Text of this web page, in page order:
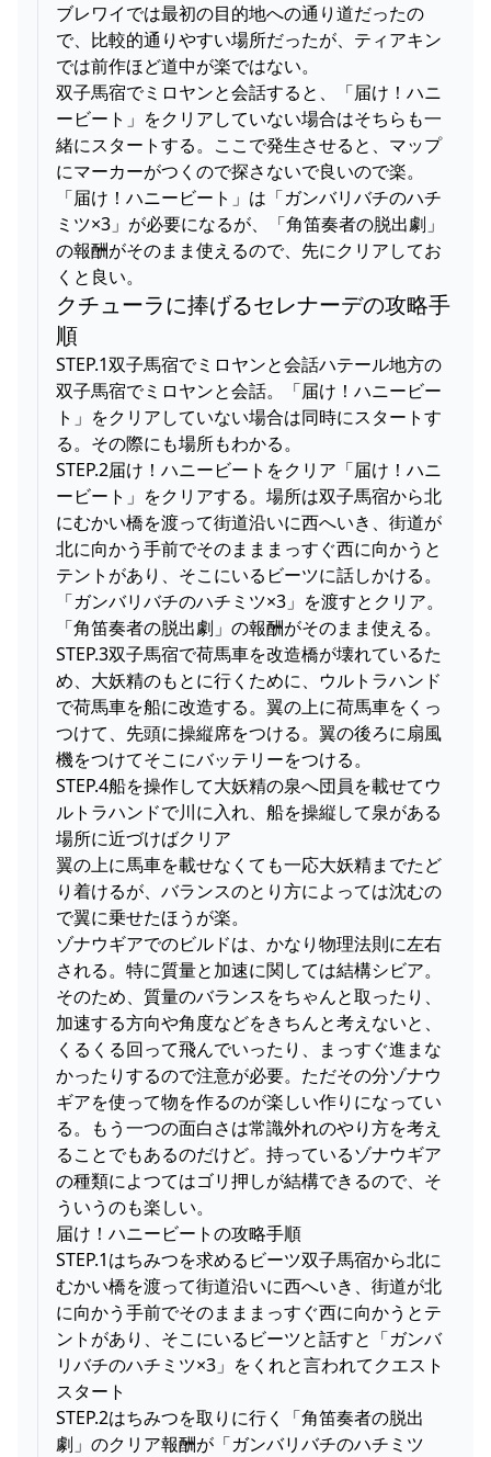
ブレワイでは最初の目的地への通り道だったの
で、比較的通りやすい場所だったが、ティアキン
では前作ほど道中が楽ではない。
双子馬宿でミロヤンと会話すると、「届け！ハニ
ービート」をクリアしていない場合はそちらも一
緒にスタートする。ここで発生させると、マップ
にマーカーがつくので探さないで良いので楽。
「届け！ハニービート」は「ガンバリバチのハチ
ミツ×3」が必要になるが、「角笛奏者の脱出劇」
の報酬がそのまま使えるので、先にクリアしてお
くと良い。
クチューラに捧げるセレナーデの攻略手
順
STEP.1双子馬宿でミロヤンと会話ハテール地方の
双子馬宿でミロヤンと会話。「届け！ハニービー
ト」をクリアしていない場合は同時にスタートす
る。その際にも場所もわかる。
STEP.2届け！ハニービートをクリア「届け！ハニ
ービート」をクリアする。場所は双子馬宿から北
にむかい橋を渡って街道沿いに西へいき、街道が
北に向かう手前でそのまままっすぐ西に向かうと
テントがあり、そこにいるビーツに話しかける。
「ガンバリバチのハチミツ×3」を渡すとクリア。
「角笛奏者の脱出劇」の報酬がそのまま使える。
STEP.3双子馬宿で荷馬車を改造橋が壊れているた
め、大妖精のもとに行くために、ウルトラハンド
で荷馬車を船に改造する。翼の上に荷馬車をくっ
つけて、先頭に操縦席をつける。翼の後ろに扇風
機をつけてそこにバッテリーをつける。
STEP.4船を操作して大妖精の泉へ団員を載せてウ
ルトラハンドで川に入れ、船を操縦して泉がある
場所に近づけばクリア
翼の上に馬車を載せなくても一応大妖精までたど
り着けるが、バランスのとり方によっては沈むの
で翼に乗せたほうが楽。
ゾナウギアでのビルドは、かなり物理法則に左右
される。特に質量と加速に関しては結構シビア。
そのため、質量のバランスをちゃんと取ったり、
加速する方向や角度などをきちんと考えないと、
くるくる回って飛んでいったり、まっすぐ進まな
かったりするので注意が必要。ただその分ゾナウ
ギアを使って物を作るのが楽しい作りになってい
る。もう一つの面白さは常識外れのやり方を考え
ることでもあるのだけど。持っているゾナウギア
の種類によつてはゴリ押しが結構できるので、そ
ういうのも楽しい。
届け！ハニービートの攻略手順
STEP.1はちみつを求めるビーツ双子馬宿から北に
むかい橋を渡って街道沿いに西へいき、街道が北
に向かう手前でそのまままっすぐ西に向かうとテ
ントがあり、そこにいるビーツと話すと「ガンバ
リバチのハチミツ×3」をくれと言われてクエスト
スタート
STEP.2はちみつを取りに行く「角笛奏者の脱出
劇」のクリア報酬が「ガンバリバチのハチミツ